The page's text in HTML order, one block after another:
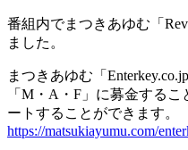
番組内でまつきあゆむ「
ました。
まつきあゆむ「
「M・A・F」に募金する
ートすることができます。
https://matsukiayumu.com/